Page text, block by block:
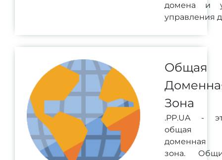
домена и
управления
Общая
Зона
.PP.UA -
общая
доменная
зона.